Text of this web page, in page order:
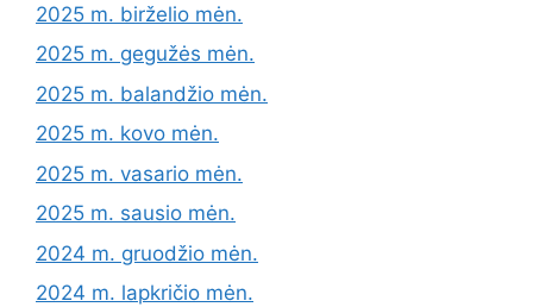
2025 m. birželio mėn.
2025 m. gegužės mėn.
2025 m. balandžio mėn.
2025 m. kovo mėn.
2025 m. vasario mėn.
2025 m. sausio mėn.
2024 m. gruodžio mėn.
2024 m. lapkričio mėn.